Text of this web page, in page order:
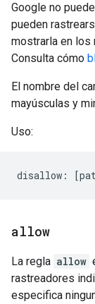
Google no
pueden
mostrarla en los
Consulta cómo
El nombre del
mayúsculas y
Uso:
allow
La regla allow
rastreadores
especifica